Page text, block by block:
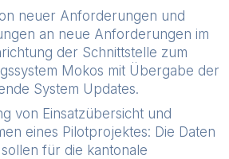
neuer Anforderungen und
an neue Anforderungen im
der Schnittstelle zum
Mokos mit Übergabe der
System Updates.
von Einsatzübersicht und
eines Pilotprojektes: Die Daten
für die kantonale